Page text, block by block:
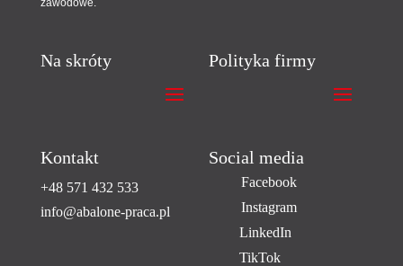
zawodowe.
Na skróty Polityka firmy
Kontakt
+48 571 432 533
info@abalone-praca.pl
Social media
Facebook
Instagram
LinkedIn
TikTok